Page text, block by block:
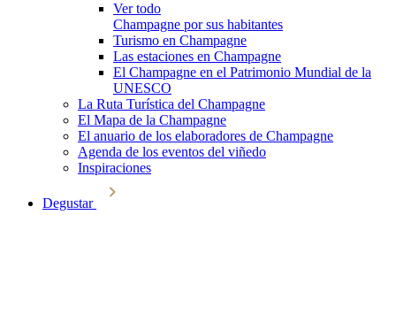
Ver todo
Champagne por sus habitantes
Turismo en Champagne
Las estaciones en Champagne
El Champagne en el Patrimonio Mundial de la
UNESCO
La Ruta Turística del Champagne
El Mapa de la Champagne
El anuario de los elaboradores de Champagne
Agenda de los eventos del viñedo
Inspiraciones
Degustar